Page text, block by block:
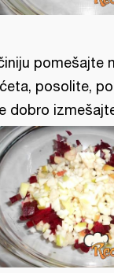
pomešajte
posolite,
dobro